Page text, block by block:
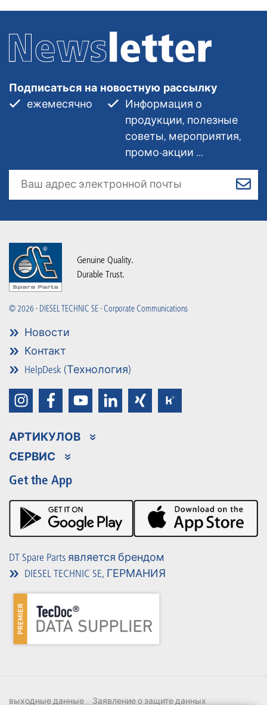
Подписаться на новостную рассылку
ежемесячно
Информация о
продукции, полезные
советы, мероприятия,
промо-акции ...
Genuine Quality.
Durable Trust.
© 2026 · DIESEL TECHNIC SE · Corporate Communications
Новости
Контакт
HelpDesk (Технология)
АРТИКУЛОВ
Ассортимент продукции
Partner Portal
Product Promotions
СЕРВИС
Преимущества
Premium Shop
Мероприятия
Материалы для загрузки
Get the App
DT Spare Parts является брендом
DIESEL TECHNIC SE, ГЕРМАНИЯ
выходные данные Заявление о защите данных